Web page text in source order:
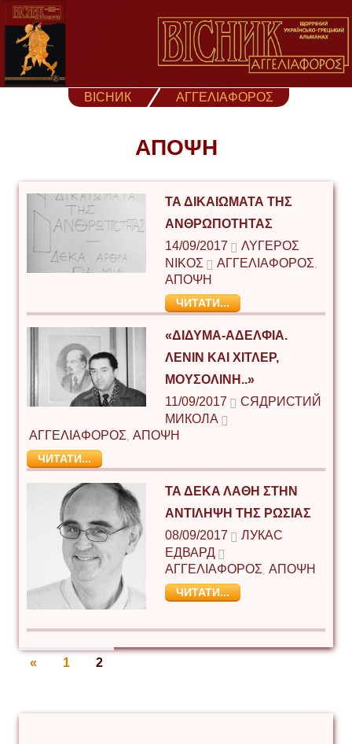
Skip
content
ВІСНИК ΑΓΓΕΛΙΑΦΟΡΟΣ
ΑΠΟΨΗ
ΤΑ ΔΙΚΑΙΩΜΑΤΑ ΤΗΣ
ΑΝΘΡΩΠΟΤΗΤΑΣ
14/09/2017
ΛΥΓΕΡΌΣ
ΝΊΚΟΣ
ΑΓΓΕΛΙΑΦΟΡΟΣ
ΑΠΟΨΗ
ЧИТАТИ...
«ΔΙΔΥΜΑ-ΑΔΕΛΦΙΑ.
ΛΕΝΙΝ ΚΑΙ ΧΙΤΛΕΡ,
ΜΟΥΣΟΛΙΝΗ..»
11/09/2017
СЯДРИСТИЙ
МИКОЛА
ΑΓΓΕΛΙΑΦΟΡΟΣ ΑΠΟΨΗ
ЧИТАТИ...
ΤΑ ΔΕΚΑ ΛΑΘΗ ΣΤΗΝ
ΑΝΤΙΛΗΨΗ ΤΗΣ ΡΩΣΙΑΣ
08/09/2017
ЛУКАС
ЕДВАРД
ΑΓΓΕΛΙΑΦΟΡΟΣ ΑΠΟΨΗ
ЧИТАТИ...
Πλοήγηση
« PREVIOUS
1 2